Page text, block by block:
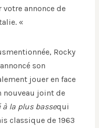
annonce de
«
Rocky
son
jouer en face
nouveau joint de
à la plus bassequi
classique de 1963